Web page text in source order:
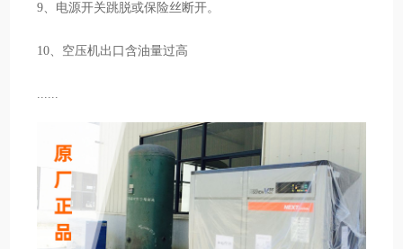
9、电源开关跳脱或保险丝断开。
10、空压机出口含油量过高